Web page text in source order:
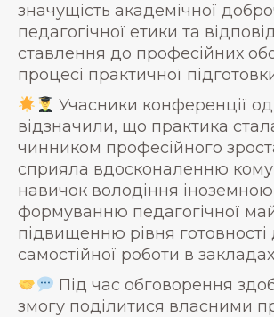
значущість академічної
педагогічної етики та
ставлення до професійних
процесі практичної
Учасники конференції
відзначили, що практика
чинником професійного
сприяла вдосконаленню
навичок володіння
формуванню педагогічної
підвищенню рівня готовності
самостійної роботи в закладах
Під час обговорення
змогу поділитися власними